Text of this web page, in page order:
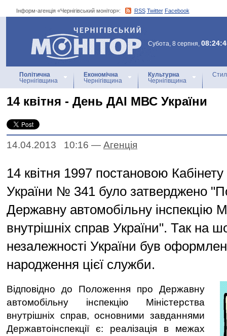
Інформ-агенція «Чернігівський монітор»: RSS Twitter Facebook
Інформ-агенція
«Чернігівський монітор»
Субота, 8 серпня,
Політична
Чернігівщина
Економічна
Чернігівщина
Культурна
Чернігівщина
14 квітня - День ДАІ МВС України
14.04.2013 10:16 — Агенцiя
14 квітня 1997 постановою Кабінету
України № 341 було затверджено
Державну автомобільну інспекцію
внутрішніх справ України". Так на
незалежності України був
народження цієї служби.
Відповідно до Положення про Державну
автомобільну інспекцію Міністерства
внутрішніх справ, основними завданнями
Державтоінспекції є: реалізація в межах